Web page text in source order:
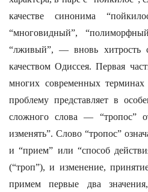
качестве синонима
“многовидный”,
“лживый”, — вновь хитрость
качеством Одиссея. Первая
многих современных
проблему представляет в
сложного слова — “тропос”
изменять”. Слово “тропос”
и “прием” или “способ
(“троп”), и изменение,
примем первые два